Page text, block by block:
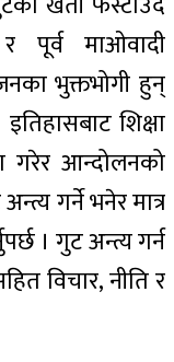
माओवादी
भुक्तभोगी हुन्
शिक्षा
गरेर आन्दोलनको
गर्ने भनेर मात्र
। गुट अन्त्य गर्न
विचार, नीति र